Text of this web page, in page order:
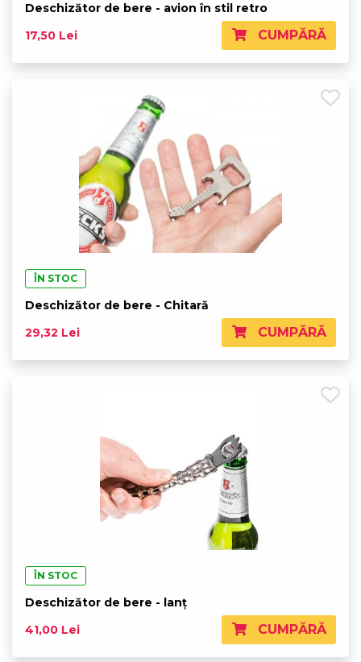
Deschizător de bere - avion în stil retro
17,50 Lei
CUMPĂRĂ
ÎN STOC
Deschizător de bere - Chitară
29,32 Lei
CUMPĂRĂ
ÎN STOC
Deschizător de bere - lanț
41,00 Lei
CUMPĂRĂ